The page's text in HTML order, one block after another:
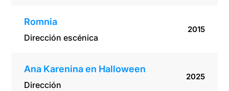
Romnia
Dirección escénica
2015
Ana Karenina en Halloween
Dirección
2025